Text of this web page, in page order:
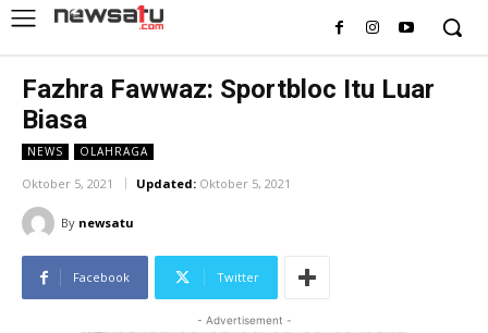
Fazhra Fawwaz: Sportbloc Itu Luar
Biasa
NEWS OLAHRAGA
Oktober 5, 2021 Updated: Oktober 5, 2021
By newsatu
Facebook Twitter
- Advertisement -